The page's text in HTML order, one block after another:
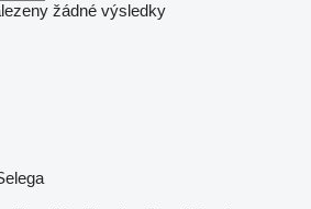
žádné výsledky